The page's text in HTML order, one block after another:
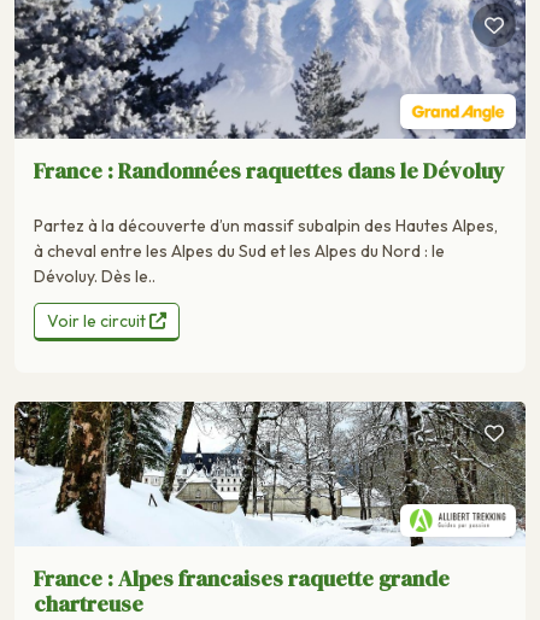
France : Randonnées raquettes dans le Dévoluy
Partez à la découverte d’un massif subalpin des Hautes Alpes,
à cheval entre les Alpes du Sud et les Alpes du Nord : le
Dévoluy. Dès le..
Voir le circuit
France : Alpes francaises raquette grande
chartreuse